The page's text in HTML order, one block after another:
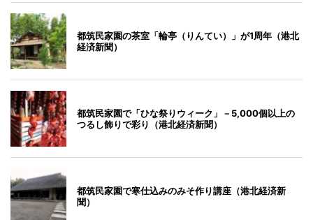
都筑民家園の茶室「輪亭（りんてい）」が1周年（港北
経済新聞）
都筑民家園で「ひな祭りウィーク」－5,000個以上の
つるし飾りで彩り（港北経済新聞）
都筑民家園で寒仕込みのみそ作り講座（港北経済新
聞）